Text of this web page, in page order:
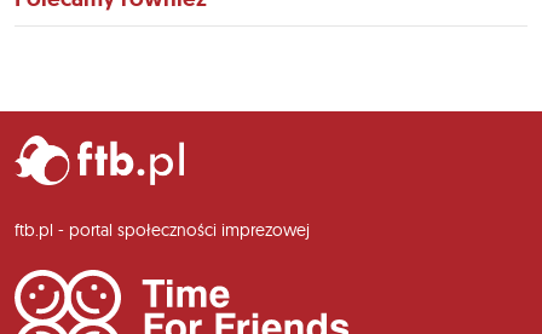
ftb.pl - portal społeczności imprezowej